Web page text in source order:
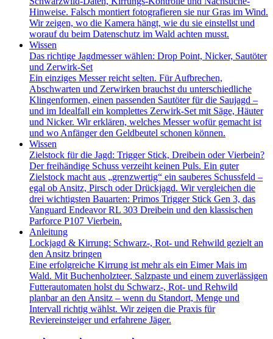
Hinweise. Falsch montiert fotografieren sie nur Gras im Wind.
Wir zeigen, wo die Kamera hängt, wie du sie einstellst und
worauf du beim Datenschutz im Wald achten musst.
Wissen
Das richtige Jagdmesser wählen: Drop Point, Nicker, Sautöter
und Zerwirk-Set
Ein einziges Messer reicht selten. Für Aufbrechen,
Abschwarten und Zerwirken brauchst du unterschiedliche
Klingenformen, einen passenden Sautöter für die Saujagd –
und im Idealfall ein komplettes Zerwirk-Set mit Säge, Häuter
und Nicker. Wir erklären, welches Messer wofür gemacht ist
und wo Anfänger den Geldbeutel schonen können.
Wissen
Zielstock für die Jagd: Trigger Stick, Dreibein oder Vierbein?
Der freihändige Schuss verzeiht keinen Puls. Ein guter
Zielstock macht aus „grenzwertig“ ein sauberes Schussfeld –
egal ob Ansitz, Pirsch oder Drückjagd. Wir vergleichen die
drei wichtigsten Bauarten: Primos Trigger Stick Gen 3, das
Vanguard Endeavor RL 303 Dreibein und den klassischen
Parforce P107 Vierbein.
Anleitung
Lockjagd & Kirrung: Schwarz-, Rot- und Rehwild gezielt an
den Ansitz bringen
Eine erfolgreiche Kirrung ist mehr als ein Eimer Mais im
Wald. Mit Buchenholzteer, Salzpaste und einem zuverlässigen
Futterautomaten holst du Schwarz-, Rot- und Rehwild
planbar an den Ansitz – wenn du Standort, Menge und
Intervall richtig wählst. Wir zeigen die Praxis für
Reviereinsteiger und erfahrene Jäger.